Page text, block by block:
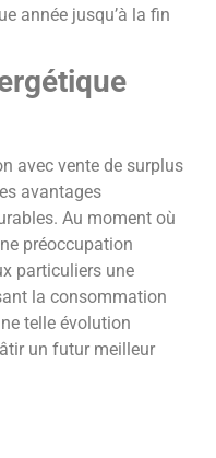
année jusqu’à la fin
avec vente de surplus
avantages
Au moment où
préoccupation
particuliers une
la consommation
telle évolution
un futur meilleur